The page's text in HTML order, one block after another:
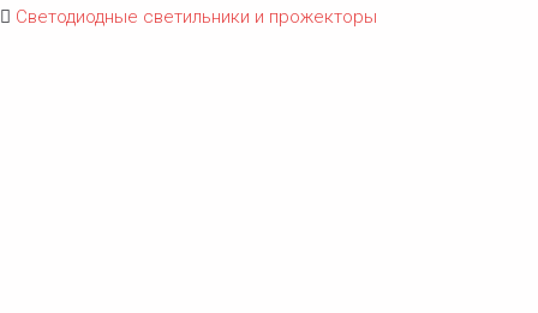
Светодиодные светильники и прожекторы